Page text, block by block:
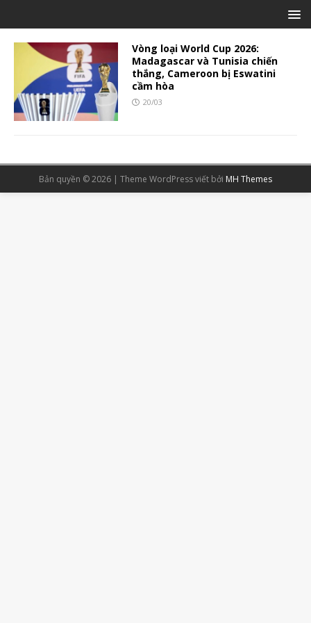
Vòng loại World Cup 2026:
Madagascar và Tunisia chiến
thắng, Cameroon bị Eswatini
cầm hòa
20/03
Bản quyền © 2026 | Theme WordPress viết bởi MH Themes